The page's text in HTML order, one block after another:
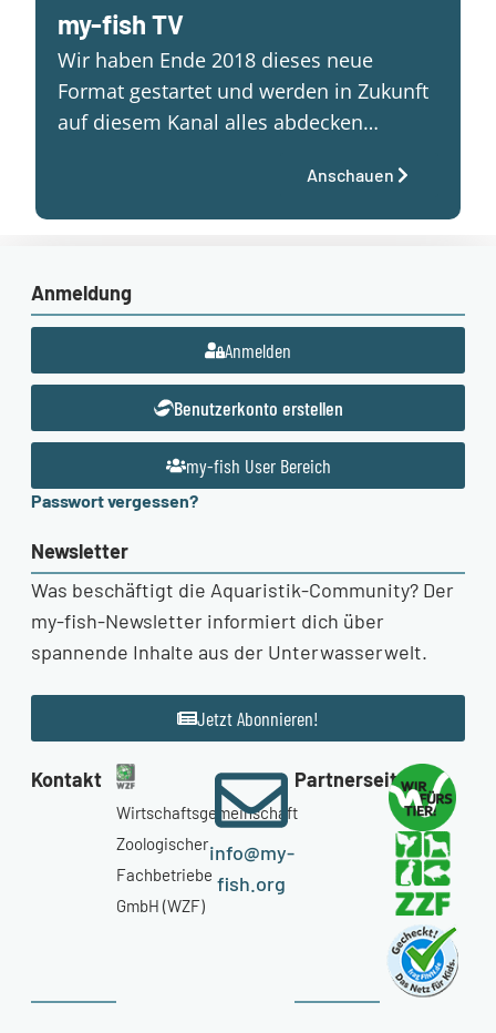
my-fish TV
Wir haben Ende 2018 dieses neue
Format gestartet und werden in Zukunft
auf diesem Kanal alles abdecken…
Anschauen
Anmeldung
Anmelden
Benutzerkonto erstellen
my-fish User Bereich
Passwort vergessen?
Newsletter
Was beschäftigt die Aquaristik-Community? Der
my-fish-Newsletter informiert dich über
spannende Inhalte aus der Unterwasserwelt.
Jetzt Abonnieren!
Kontakt
Wirtschaftsgemeinschaft
Zoologischer
Fachbetriebe
GmbH (WZF)
info@my-
fish.org
Partnerseiten